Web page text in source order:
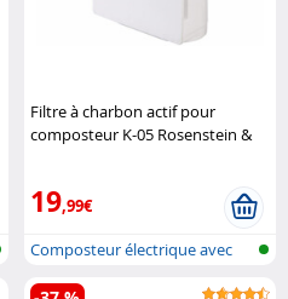
Filtre à charbon actif pour
composteur K-05 Rosenstein &
19,99€
Composteur électrique avec
auto-net..